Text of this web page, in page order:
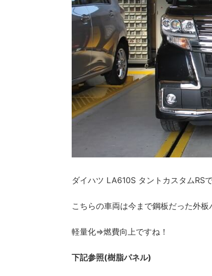
ダイハツ LA610S タントカスタムRSで
こちらの車両は今まで鋼板だった外
軽量化⇒燃費向上ですね！
下記参照(樹脂パネル)